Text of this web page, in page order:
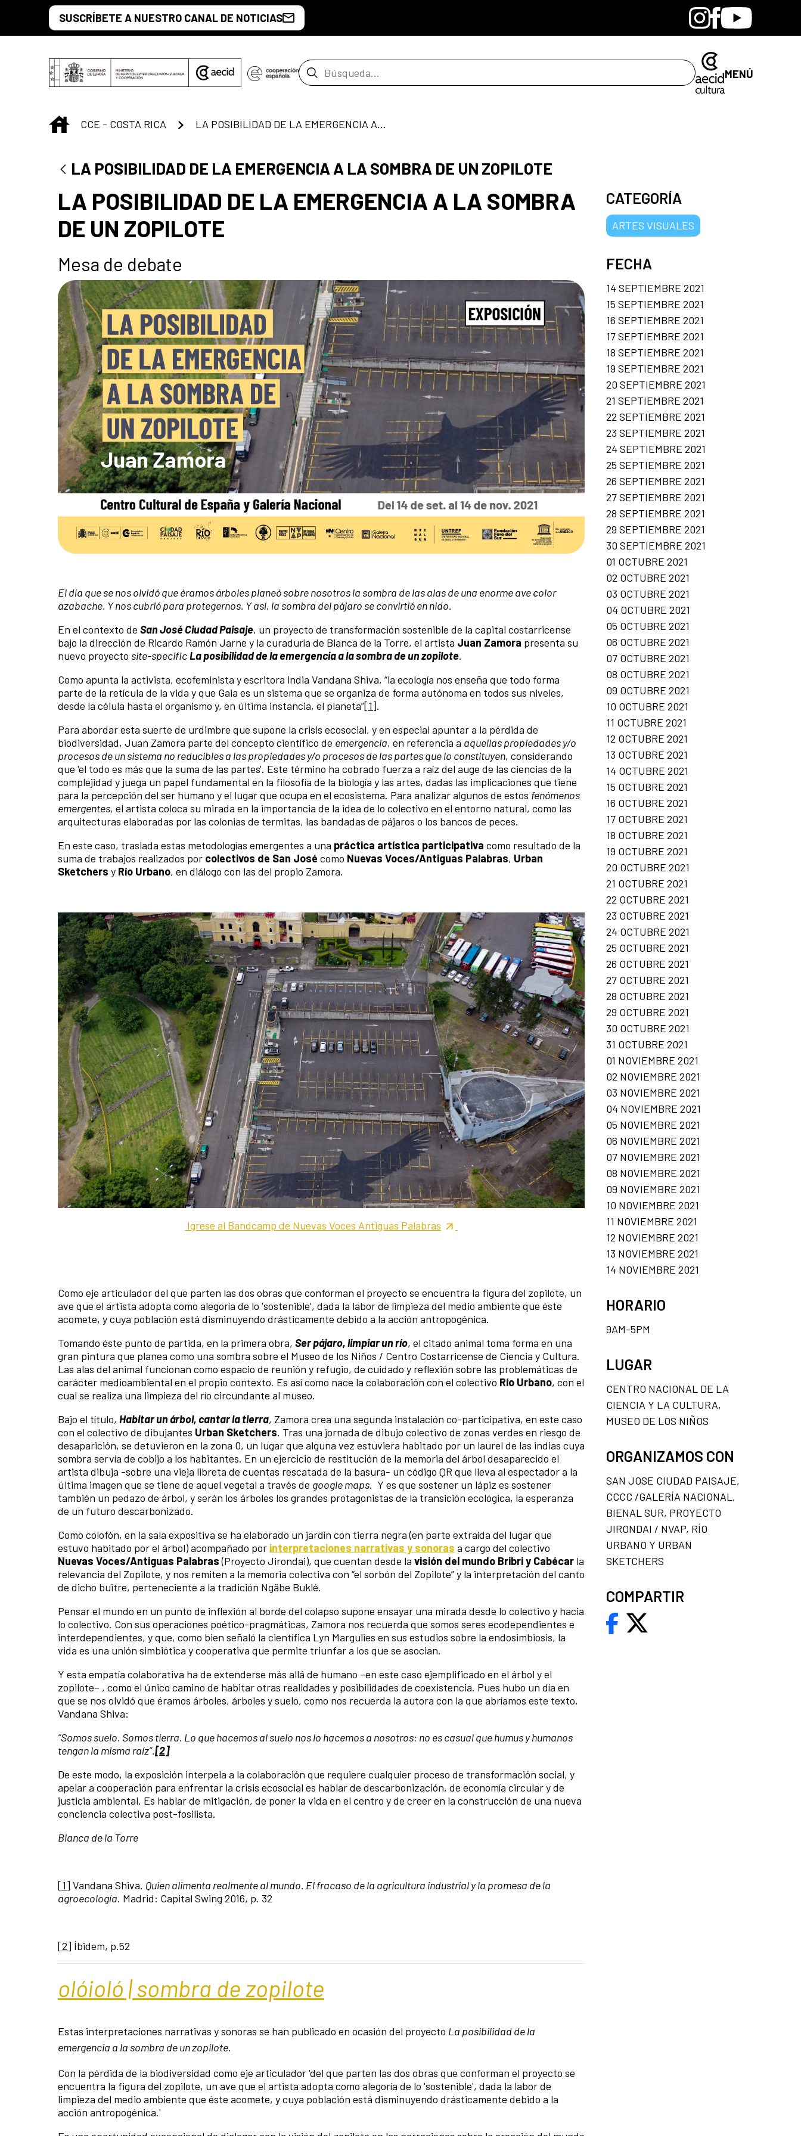
Saltar al contenido principal
SUSCRÍBETE A NUESTRO CANAL DE NOTICIAS BandcampInstagram
Facebook
Youtube
Barra de búsqueda MENÚ
INICIO
CCE - COSTA RICA LA POSIBILIDAD DE LA EMERGENCIA A LA SOMBRA DE UN ZOPILOTE
LA POSIBILIDAD DE LA EMERGENCIA A LA SOMBRA DE UN ZOPILOTE
LA POSIBILIDAD DE LA EMERGENCIA A LA SOMBRA
DE UN ZOPILOTE
Mesa de debate
El día que se nos olvidó que éramos árboles planeó sobre nosotros la sombra de las alas de una enorme ave color
azabache. Y nos cubrió para protegernos. Y así, la sombra del pájaro se convirtió en nido.
En el contexto de San José Ciudad Paisaje, un proyecto de transformación sostenible de la capital costarricense
bajo la dirección de Ricardo Ramón Jarne y la curaduría de Blanca de la Torre, el artista Juan Zamora presenta su
nuevo proyecto site-specificLa posibilidad de la emergencia a la sombra de un zopilote.
Como apunta la activista, ecofeminista y escritora india Vandana Shiva, “la ecología nos enseña que todo forma
parte de la retícula de la vida y que Gaia es un sistema que se organiza de forma autónoma en todos sus niveles,
desde la célula hasta el organismo y, en última instancia, el planeta”[1].
Para abordar esta suerte de urdimbre que supone la crisis ecosocial, y en especial apuntar a la pérdida de
biodiversidad, Juan Zamora parte del concepto científico de emergencia, en referencia a aquellas propiedades y/o
procesos de un sistema no reducibles a las propiedades y/o procesos de las partes que lo constituyen, considerando
que 'el todo es más que la suma de las partes'. Este término ha cobrado fuerza a raíz del auge de las ciencias de la
complejidad y juega un papel fundamental en la filosofía de la biología y las artes, dadas las implicaciones que tiene
para la percepción del ser humano y el lugar que ocupa en el ecosistema. Para analizar algunos de estos fenómenos
emergentes, el artista coloca su mirada en la importancia de la idea de lo colectivo en el entorno natural, como las
arquitecturas elaboradas por las colonias de termitas, las bandadas de pájaros o los bancos de peces.
En este caso, traslada estas metodologías emergentes a una práctica artística participativa como resultado de la
suma de trabajos realizados por colectivos de San José como Nuevas Voces/Antiguas Palabras, Urban
Sketchers y Río Urbano, en diálogo con las del propio Zamora.
Igrese al Bandcamp de Nuevas Voces Antiguas Palabras
Como eje articulador del que parten las dos obras que conforman el proyecto se encuentra la figura del zopilote, un
ave que el artista adopta como alegoría de lo 'sostenible', dada la labor de limpieza del medio ambiente que éste
acomete, y cuya población está disminuyendo drásticamente debido a la acción antropogénica.
Tomando éste punto de partida, en la primera obra, Ser pájaro, limpiar un río, el citado animal toma forma en una
gran pintura que planea como una sombra sobre el Museo de los Niños / Centro Costarricense de Ciencia y Cultura.
Las alas del animal funcionan como espacio de reunión y refugio, de cuidado y reflexión sobre las problemáticas de
carácter medioambiental en el propio contexto. Es así como nace la colaboración con el colectivo Río Urbano, con el
cual se realiza una limpieza del río circundante al museo.
Bajo el título, Habitar un árbol, cantar la tierra, Zamora crea una segunda instalación co-participativa, en este caso
con el colectivo de dibujantes Urban Sketchers. Tras una jornada de dibujo colectivo de zonas verdes en riesgo de
desaparición, se detuvieron en la zona 0, un lugar que alguna vez estuviera habitado por un laurel de las indias cuya
sombra servía de cobijo a los habitantes. En un ejercicio de restitución de la memoria del árbol desaparecido el
artista dibuja -sobre una vieja libreta de cuentas rescatada de la basura- un código QR que lleva al espectador a la
última imagen que se tiene de aquel vegetal a través de google maps. Y es que sostener un lápiz es sostener
también un pedazo de árbol, y serán los árboles los grandes protagonistas de la transición ecológica, la esperanza
de un futuro descarbonizado.
Como colofón, en la sala expositiva se ha elaborado un jardín con tierra negra (en parte extraída del lugar que
estuvo habitado por el árbol) acompañado por interpretaciones narrativas y sonoras a cargo del colectivo
Nuevas Voces/Antiguas Palabras(Proyecto Jirondai), que cuentan desde la visión del mundo Bribri y Cabécar la
relevancia del Zopilote, y nos remiten a la memoria colectiva con “el sorbón del Zopilote” y la interpretación del canto
de dicho buitre, perteneciente a la tradición Ngäbe Buklé.
Pensar el mundo en un punto de inflexión al borde del colapso supone ensayar una mirada desde lo colectivo y hacia
lo colectivo. Con sus operaciones poético-pragmáticas, Zamora nos recuerda que somos seres ecodependientes e
interdependientes, y que, como bien señaló la científica Lyn Margulies en sus estudios sobre la endosimbiosis, la
vida es una unión simbiótica y cooperativa que permite triunfar a los que se asocian.
Y esta empatía colaborativa ha de extenderse más allá de humano –en este caso ejemplificado en el árbol y el
zopilote– , como el único camino de habitar otras realidades y posibilidades de coexistencia. Pues hubo un día en
que se nos olvidó que éramos árboles, árboles y suelo, como nos recuerda la autora con la que abríamos este texto,
Vandana Shiva:
“Somos suelo. Somos tierra. Lo que hacemos al suelo nos lo hacemos a nosotros: no es casual que humus y humanos
tengan la misma raíz”.[2]
De este modo, la exposición interpela a la colaboración que requiere cualquier proceso de transformación social, y
apelar a cooperación para enfrentar la crisis ecosocial es hablar de descarbonización, de economía circular y de
justicia ambiental. Es hablar de mitigación, de poner la vida en el centro y de creer en la construcción de una nueva
conciencia colectiva post-fosilista.
Blanca de la Torre
[1] Vandana Shiva. Quien alimenta realmente al mundo. El fracaso de la agricultura industrial y la promesa de la
agroecología. Madrid: Capital Swing 2016, p. 32
[2] Íbidem, p.52
olóioló | sombra de zopilote
Estas interpretaciones narrativas y sonoras se han publicado en ocasión del proyecto La posibilidad de la
emergencia a la sombra de un zopilote.
Con la pérdida de la biodiversidad como eje articulador 'del que parten las dos obras que conforman el proyecto se
encuentra la figura del zopilote, un ave que el artista adopta como alegoría de lo 'sostenible', dada la labor de
limpieza del medio ambiente que éste acomete, y cuya población está disminuyendo drásticamente debido a la
acción antropogénica.'
CATEGORÍA
ARTES VISUALES
FECHA
14 SEPTIEMBRE 2021
15 SEPTIEMBRE 2021
16 SEPTIEMBRE 2021
17 SEPTIEMBRE 2021
18 SEPTIEMBRE 2021
19 SEPTIEMBRE 2021
20 SEPTIEMBRE 2021
21 SEPTIEMBRE 2021
22 SEPTIEMBRE 2021
23 SEPTIEMBRE 2021
24 SEPTIEMBRE 2021
25 SEPTIEMBRE 2021
26 SEPTIEMBRE 2021
27 SEPTIEMBRE 2021
28 SEPTIEMBRE 2021
29 SEPTIEMBRE 2021
30 SEPTIEMBRE 2021
01 OCTUBRE 2021
02 OCTUBRE 2021
03 OCTUBRE 2021
04 OCTUBRE 2021
05 OCTUBRE 2021
06 OCTUBRE 2021
07 OCTUBRE 2021
08 OCTUBRE 2021
09 OCTUBRE 2021
10 OCTUBRE 2021
11 OCTUBRE 2021
12 OCTUBRE 2021
13 OCTUBRE 2021
14 OCTUBRE 2021
15 OCTUBRE 2021
16 OCTUBRE 2021
17 OCTUBRE 2021
18 OCTUBRE 2021
19 OCTUBRE 2021
20 OCTUBRE 2021
21 OCTUBRE 2021
22 OCTUBRE 2021
23 OCTUBRE 2021
24 OCTUBRE 2021
25 OCTUBRE 2021
26 OCTUBRE 2021
27 OCTUBRE 2021
28 OCTUBRE 2021
29 OCTUBRE 2021
30 OCTUBRE 2021
31 OCTUBRE 2021
01 NOVIEMBRE 2021
02 NOVIEMBRE 2021
03 NOVIEMBRE 2021
04 NOVIEMBRE 2021
05 NOVIEMBRE 2021
06 NOVIEMBRE 2021
07 NOVIEMBRE 2021
08 NOVIEMBRE 2021
09 NOVIEMBRE 2021
10 NOVIEMBRE 2021
11 NOVIEMBRE 2021
12 NOVIEMBRE 2021
13 NOVIEMBRE 2021
14 NOVIEMBRE 2021
HORARIO
9AM-5PM
LUGAR
CENTRO NACIONAL DE LA
CIENCIA Y LA CULTURA,
MUSEO DE LOS NIÑOS
ORGANIZAMOS CON
SAN JOSE CIUDAD PAISAJE,
CCCC /GALERÍA NACIONAL,
BIENAL SUR, PROYECTO
JIRONDAI / NVAP, RÍO
URBANO Y URBAN
SKETCHERS
COMPARTIR